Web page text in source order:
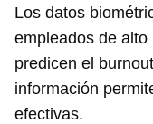
Los datos
empleados de
predicen el
información
efectivas.